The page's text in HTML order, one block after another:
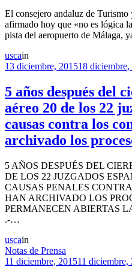
El consejero andaluz de
afirmado hoy que «no es lógica
pista del aeropuerto de Málaga,
uscain
13 diciembre, 201518 diciembre,
5 años después del
aéreo 20 de los 22
causas contra los
archivado los
5 AÑOS DESPUÉS DEL
DE LOS 22 JUZGADOS
CAUSAS PENALES
HAN ARCHIVADO LOS
PERMANECEN ABIERTAS
.-…
uscain
Notas de Prensa
11 diciembre, 201511 diciembre,